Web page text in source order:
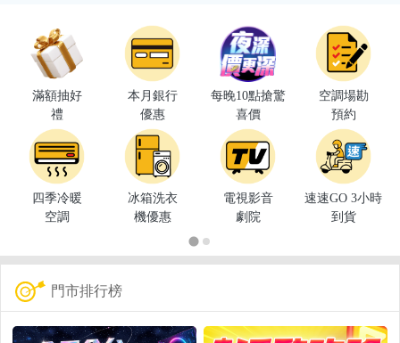
滿額抽好
禮
本月銀行
優惠
每晚10點搶驚
喜價
空調場勘
預約
四季冷暖
空調
冰箱洗衣
機優惠
電視影音
劇院
速速GO 3小時
到貨
門市排行榜